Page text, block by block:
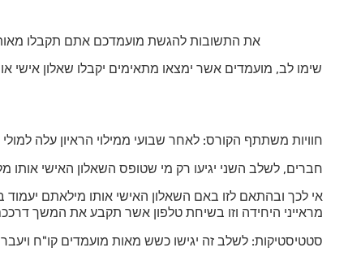
את התשובות להגשת מועמדכם אתם תקבלו
שימו לב, מועמדים אשר ימצאו מתאימים יקבלו שאלון אישי
חוויות משתתף הקורס: לאחר שבועי ממילוי הראיון עלה
חברים, לשלב השני יגיעו רק מי שטופס השאלון האישי
אי לכך ובהתאם לזו באם השאלון האישי אותו מילאתם
מראייני היחידה וזו בשיחת טלפון אשר תקבע את המשך
סטטיסטיקות: לשלב זה יגישו כשש מאות מועמדים קו"ח